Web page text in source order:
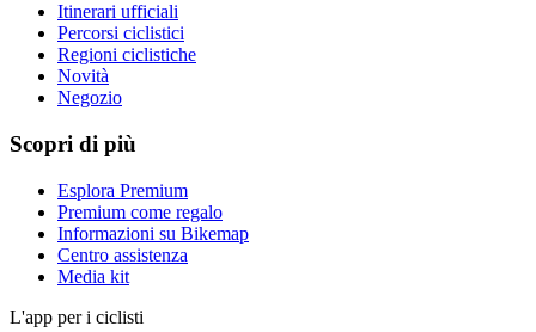
Itinerari ufficiali
Percorsi ciclistici
Regioni ciclistiche
Novità
Negozio
Scopri di più
Esplora Premium
Premium come regalo
Informazioni su Bikemap
Centro assistenza
Media kit
L'app per i ciclisti